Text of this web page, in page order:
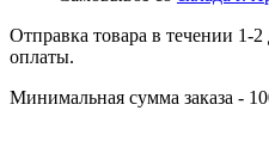
Отправка товара в течении 1-
оплаты.
Минимальная сумма заказа -